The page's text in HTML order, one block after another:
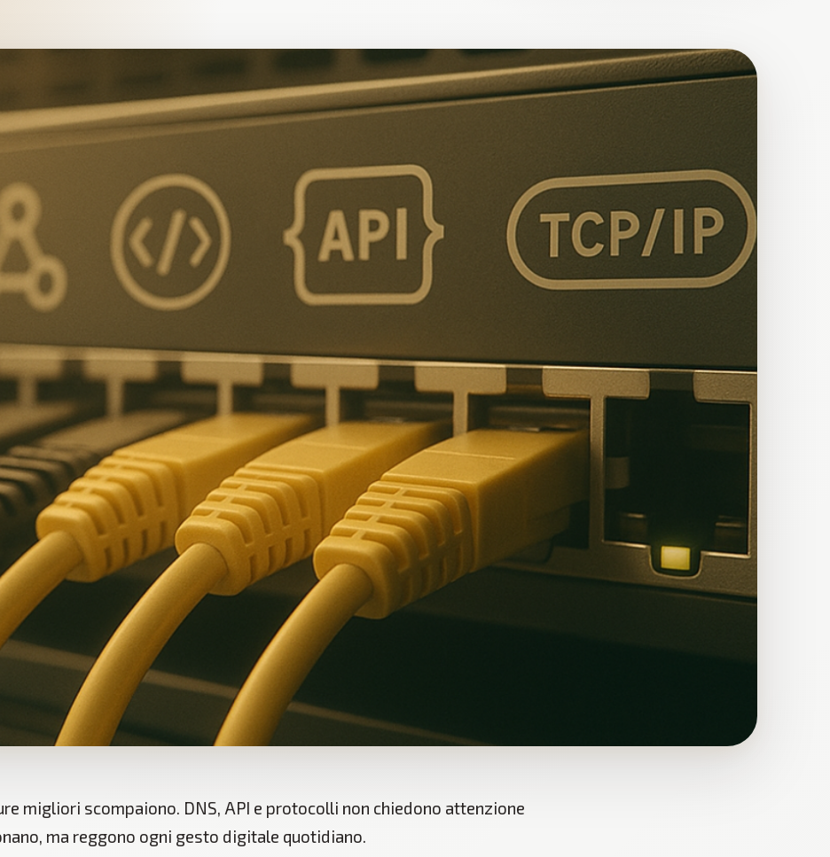
migliori scompaiono. DNS, API e protocolli non chiedono attenzione
ma reggono ogni gesto digitale quotidiano.